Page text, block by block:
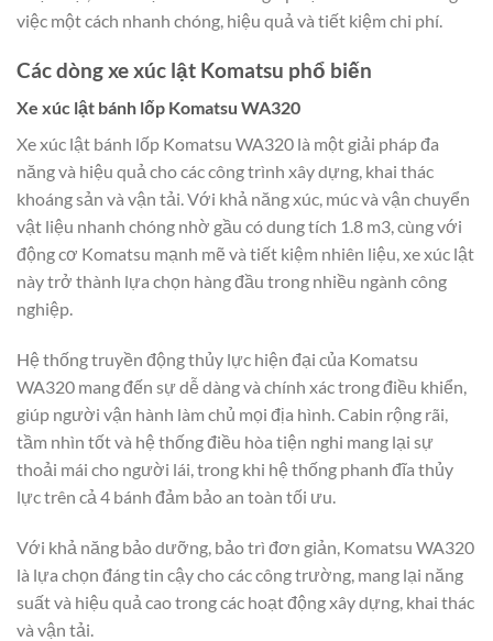
việc một cách nhanh chóng, hiệu quả và tiết kiệm chi phí.
Các dòng xe xúc lật Komatsu phổ biến
Xe xúc lật bánh lốp Komatsu WA320
Xe xúc lật bánh lốp Komatsu WA320 là một giải pháp đa
năng và hiệu quả cho các công trình xây dựng, khai thác
khoáng sản và vận tải. Với khả năng xúc, múc và vận chuyển
vật liệu nhanh chóng nhờ gầu có dung tích 1.8 m3, cùng với
động cơ Komatsu mạnh mẽ và tiết kiệm nhiên liệu, xe xúc lật
này trở thành lựa chọn hàng đầu trong nhiều ngành công
nghiệp.
Hệ thống truyền động thủy lực hiện đại của Komatsu
WA320 mang đến sự dễ dàng và chính xác trong điều khiển,
giúp người vận hành làm chủ mọi địa hình. Cabin rộng rãi,
tầm nhìn tốt và hệ thống điều hòa tiện nghi mang lại sự
thoải mái cho người lái, trong khi hệ thống phanh đĩa thủy
lực trên cả 4 bánh đảm bảo an toàn tối ưu.
Với khả năng bảo dưỡng, bảo trì đơn giản, Komatsu WA320
là lựa chọn đáng tin cậy cho các công trường, mang lại năng
suất và hiệu quả cao trong các hoạt động xây dựng, khai thác
và vận tải.